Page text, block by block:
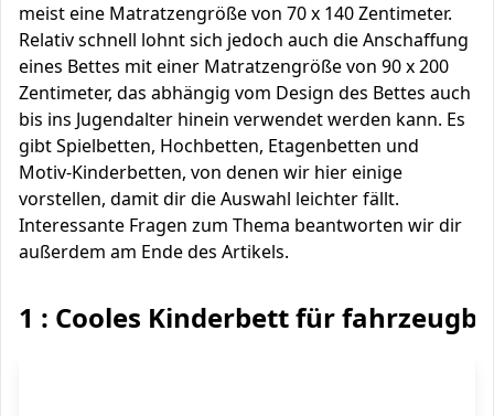
meist eine Matratzengröße von 70 x 140 Zentimeter.
Relativ schnell lohnt sich jedoch auch die Anschaffung
eines Bettes mit einer Matratzengröße von 90 x 200
Zentimeter, das abhängig vom Design des Bettes auch
bis ins Jugendalter hinein verwendet werden kann. Es
gibt Spielbetten, Hochbetten, Etagenbetten und
Motiv-Kinderbetten, von denen wir hier einige
vorstellen, damit dir die Auswahl leichter fällt.
Interessante Fragen zum Thema beantworten wir dir
außerdem am Ende des Artikels.
1 : Cooles Kinderbett für